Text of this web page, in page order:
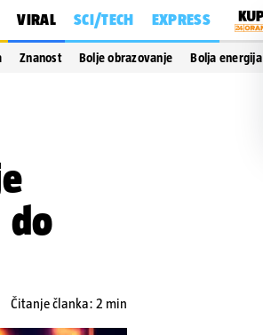
VIRAL SCI/TECH EXPRESS
Znanost Bolje obrazovanje Bolja energija
do
Čitanje članka: 2 min